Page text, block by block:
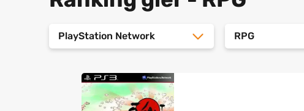
PlayStation Network RPG